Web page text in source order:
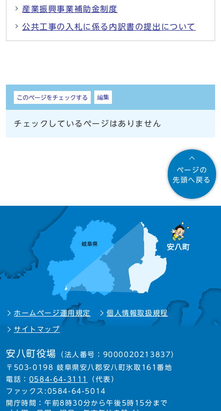
産業振興事業補助金制度
公共工事の入札に係る内訳書の提出について
しおり
このページをチェックする 編集
チェックしているページはありません
ページの
先頭へ戻る
ホームページ運用規定 個人情報取扱規程
サイトマップ
安八町役場 （法人番号：9000020213837）
〒503-0198 岐阜県安八郡安八町氷取161番地
電話： 0584-64-3111
（代表）
ファックス:0584-64-5014
開庁時間：午前8時30分から午後5時15分まで